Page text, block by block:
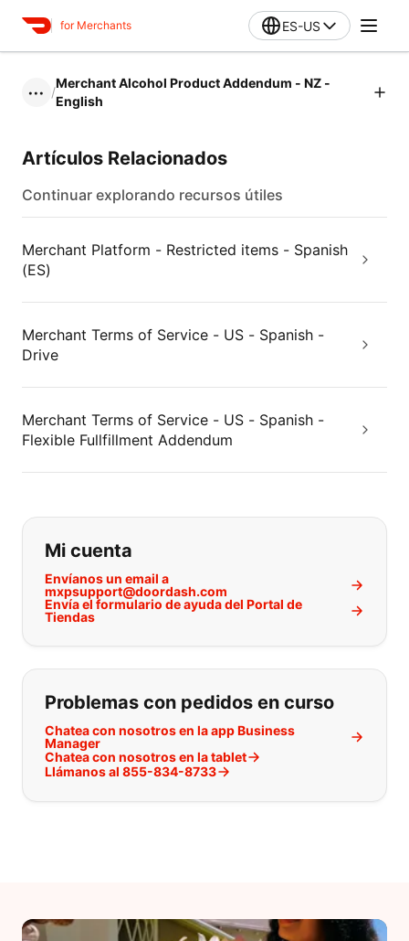
for Merchants ES-US
••• /
Merchant Alcohol Product Addendum - NZ -
English
Artículos Relacionados
Continuar explorando recursos útiles
Merchant Platform - Restricted items - Spanish
(ES)
Merchant Terms of Service - US - Spanish -
Drive
Merchant Terms of Service - US - Spanish -
Flexible Fullfillment Addendum
Si no puede encontrar lo que está
Mi cuenta
Envíanos un email a
mxpsupport@doordash.com
Envía el formulario de ayuda del Portal de
Tiendas
Problemas con pedidos en curso
Chatea con nosotros en la app Business
Manager
Chatea con nosotros en la tablet
Llámanos al 855-834-8733